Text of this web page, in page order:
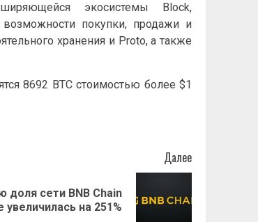
экосистемы Block,
покупки, продажи и
хранения и Proto, а также
8692 BTC стоимостью более $1
Далее
доля сети BNB Chain
увеличилась на 251%